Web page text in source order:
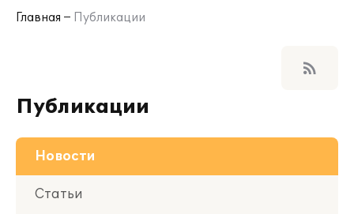
Главная Публикации
Публикации
rss_feed
Новости
Статьи